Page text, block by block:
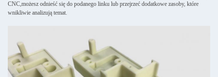
CNC,możesz odnieść się do podanego linku lub przejrzeć dodatkowe zasoby, które
wnikliwie analizują temat.